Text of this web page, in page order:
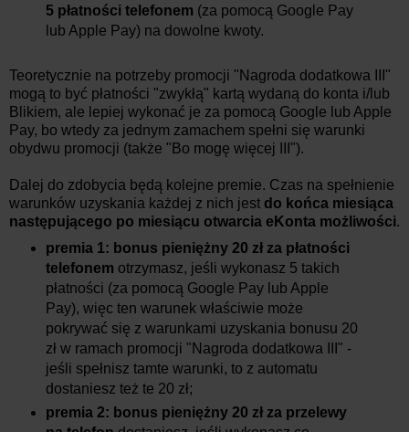
5 płatności telefonem (za pomocą Google Pay
lub Apple Pay) na dowolne kwoty.
Teoretycznie na potrzeby promocji "Nagroda dodatkowa III"
mogą to być płatności "zwykłą" kartą wydaną do konta i/lub
Blikiem, ale lepiej wykonać je za pomocą Google lub Apple
Pay, bo wtedy za jednym zamachem spełni się warunki
obydwu promocji (także "Bo mogę więcej III").
Dalej do zdobycia będą kolejne premie. Czas na spełnienie
warunków uzyskania każdej z nich jest do końca miesiąca
następującego po miesiącu otwarcia eKonta możliwości.
premia 1: bonus pieniężny 20 zł za płatności
telefonem otrzymasz, jeśli wykonasz 5 takich
płatności (za pomocą Google Pay lub Apple
Pay), więc ten warunek właściwie może
pokrywać się z warunkami uzyskania bonusu 20
zł w ramach promocji "Nagroda dodatkowa III" -
jeśli spełnisz tamte warunki, to z automatu
dostaniesz też te 20 zł;
premia 2: bonus pieniężny 20 zł za przelewy